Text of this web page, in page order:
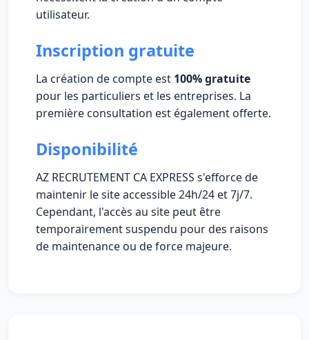
utilisateur.
Inscription gratuite
La création de compte est 100% gratuite
pour les particuliers et les entreprises. La
première consultation est également offerte.
Disponibilité
AZ RECRUTEMENT CA EXPRESS s'efforce de
maintenir le site accessible 24h/24 et 7j/7.
Cependant, l'accès au site peut être
temporairement suspendu pour des raisons
de maintenance ou de force majeure.